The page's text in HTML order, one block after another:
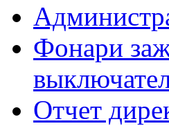
Фонари
Отчет